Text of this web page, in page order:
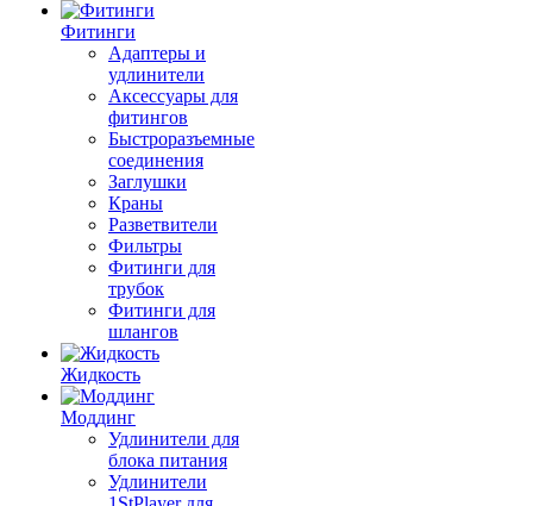
Фитинги
Адаптеры и
удлинители
Аксессуары для
фитингов
Быстроразъемные
соединения
Заглушки
Краны
Разветвители
Фильтры
Фитинги для
трубок
Фитинги для
шлангов
Жидкость
Моддинг
Удлинители для
блока питания
Удлинители